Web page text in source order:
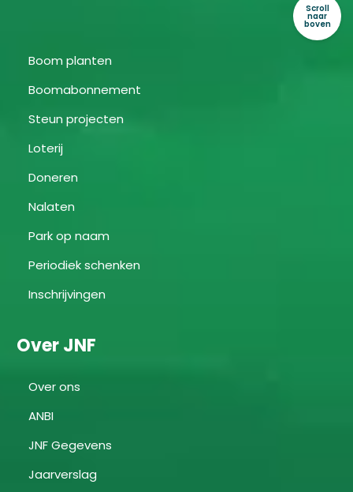
Boom planten
Boomabonnement
Steun projecten
Loterij
Doneren
Nalaten
Park op naam
Periodiek schenken
Inschrijvingen
Over JNF
Over ons
ANBI
JNF Gegevens
Jaarverslag
Scroll
naar
boven